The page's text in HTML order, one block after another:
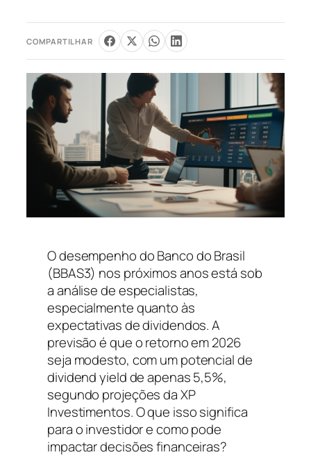
COMPARTILHAR
O desempenho do Banco do Brasil
(BBAS3) nos próximos anos está sob
a análise de especialistas,
especialmente quanto às
expectativas de dividendos. A
previsão é que o retorno em 2026
seja modesto, com um potencial de
dividend yield de apenas 5,5%,
segundo projeções da XP
Investimentos. O que isso significa
para o investidor e como pode
impactar decisões financeiras?